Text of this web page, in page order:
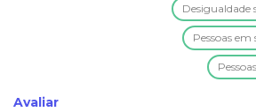
Avaliar
Desigualdade
Pessoas